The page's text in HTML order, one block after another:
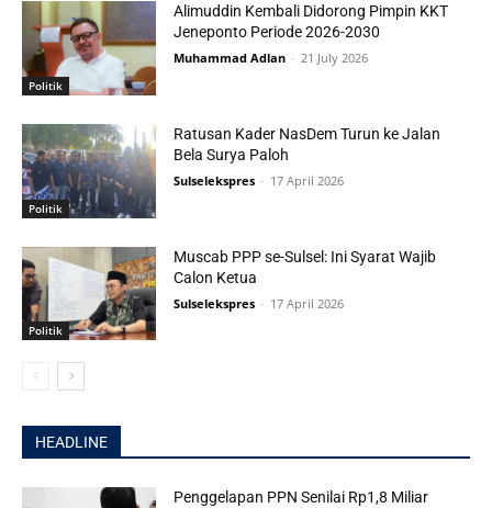
Politik
Alimuddin Kembali Didorong Pimpin KKT
Jeneponto Periode 2026-2030
Muhammad Adlan - 21 July 2026
Politik
Ratusan Kader NasDem Turun ke Jalan
Bela Surya Paloh
Sulselekspres - 17 April 2026
Politik
Muscab PPP se-Sulsel: Ini Syarat Wajib
Calon Ketua
Sulselekspres - 17 April 2026
HEADLINE
Penggelapan PPN Senilai Rp1,8 Miliar